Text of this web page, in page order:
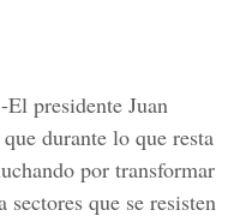
El presidente Juan
durante lo que resta
por transformar
sectores que se resisten